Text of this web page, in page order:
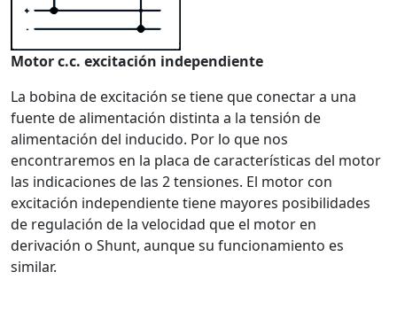
Motor c.c. excitación independiente
La bobina de excitación se tiene que conectar a una
fuente de alimentación distinta a la tensión de
alimentación del inducido. Por lo que nos
encontraremos en la placa de características del motor
las indicaciones de las 2 tensiones. El motor con
excitación independiente tiene mayores posibilidades
de regulación de la velocidad que el motor en
derivación o Shunt, aunque su funcionamiento es
similar.